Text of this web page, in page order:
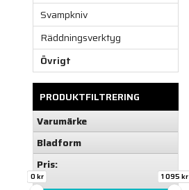
Svampkniv
Räddningsverktyg
Övrigt
PRODUKTFILTRERING
Varumärke
Bladform
Pris:
0 kr 1 095 kr